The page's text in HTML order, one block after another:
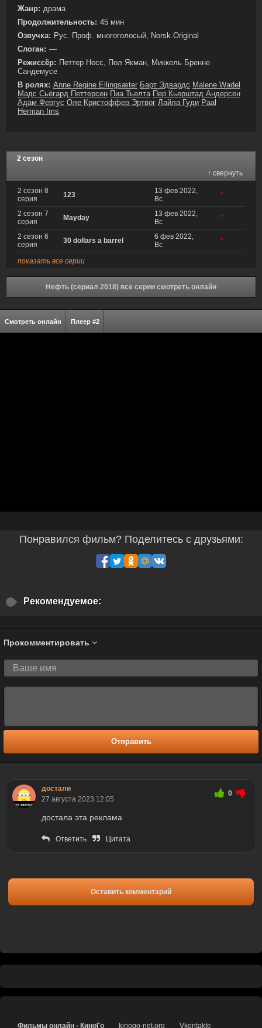
Жанр: драма
Продолжительность: 45 мин
Озвучка: Рус. Проф. многоголосый, Norsk.Original
Слоган: —
Режиссёр: Петтер Несс, Пол Якман, Миккель Бренне
Сандемусе
В ролях: Anne Regine Ellingsæter Барт Эдвардс Malene Wadel
Мадс Сьёгард Петтерсен Пиа Тьелта Пер Кьерштад Андерсен
Адам Фергус Оле Кристоффер Эртвог Лайла Гуди Paal
Herman Ims
2 сезон
↑ свернуть
2 сезон 8
серия
123
13 фев 2022,
Вс
*
2 сезон 7
серия
Mayday
13 фев 2022,
Вс
*
2 сезон 6
серия
30 dollars a barrel
6 фев 2022,
Вс
*
показать все серии
Нефть (сериал 2018) все серии смотреть онлайн
Смотреть онлайн Плеер #2
Понравился фильм? Поделитесь с друзьями:
Рекомендуемое:
Прокомментировать
Отправить
достали
27 августа 2023 12:05
0
достала эта реклама
Ответить Цитата
Оставить комментарий
Фильмы онлайн - КиноГо kinogo-net.org Vkontakte